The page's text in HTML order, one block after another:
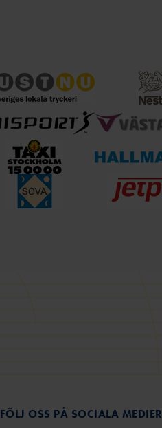
FÖLJ OSS PÅ SOCIALA MEDIER